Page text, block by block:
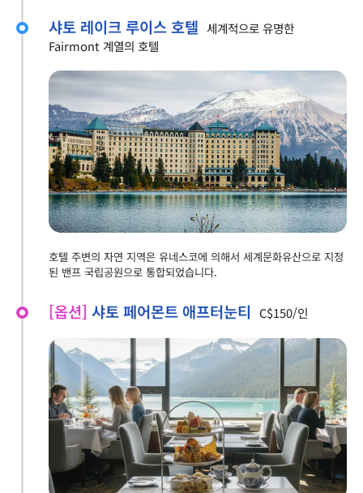
샤토 레이크 루이스 호텔 세계적으로 유명한
Fairmont 계열의 호텔
호텔 주변의 자연 지역은 유네스코에 의해서 세계문화유산으로 지정
된 밴프 국립공원으로 통합되었습니다.
[옵션] 샤토 페어몬트 애프터눈티 C$150/인